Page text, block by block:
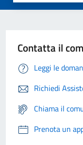
Contatta il
Leggi le
Richiedi
Chiama il
Prenota un